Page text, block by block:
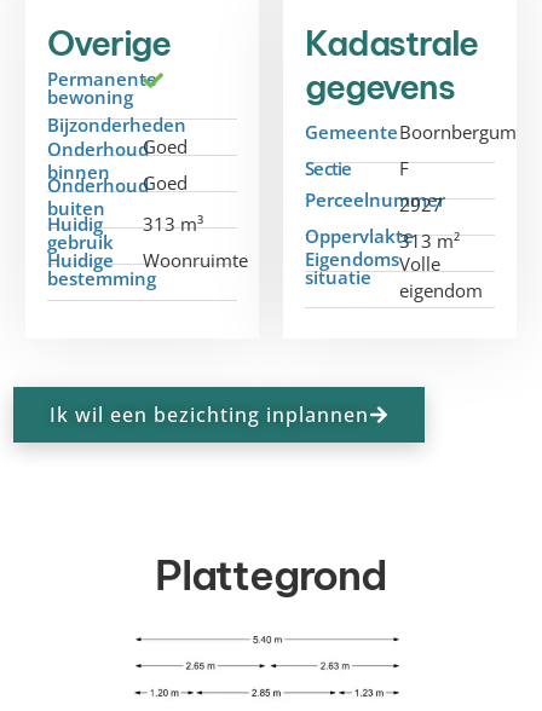
Overige
Permanente
bewoning
Bijzonderheden
Onderhoud
binnen
Goed
Onderhoud
buiten
Goed
Huidig
gebruik
313 m³
Huidige
bestemming
Woonruimte
Kadastrale
gegevens
GemeenteBoornbergum
Sectie
F
Perceelnummer
2927
Oppervlakte313 m²
Eigendoms
situatie
Volle
eigendom
Ik wil een bezichting inplannen
Plattegrond